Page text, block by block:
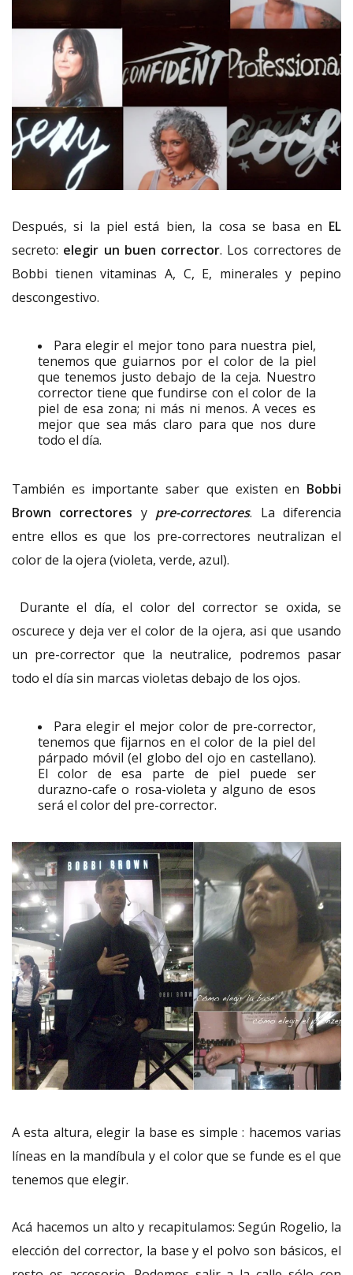
Después, si la piel está bien, la cosa se basa en EL
secreto: elegir un buen corrector. Los correctores de
Bobbi tienen vitaminas A, C, E, minerales y pepino
descongestivo.
Para elegir el mejor tono para nuestra piel,
tenemos que guiarnos por el color de la piel
que tenemos justo debajo de la ceja. Nuestro
corrector tiene que fundirse con el color de la
piel de esa zona; ni más ni menos. A veces es
mejor que sea más claro para que nos dure
todo el día.
También es importante saber que existen en Bobbi
Brown correctores y pre-correctores. La diferencia
entre ellos es que los pre-correctores neutralizan el
color de la ojera (violeta, verde, azul).
Durante el día, el color del corrector se oxida, se
oscurece y deja ver el color de la ojera, asi que usando
un pre-corrector que la neutralice, podremos pasar
todo el día sin marcas violetas debajo de los ojos.
Para elegir el mejor color de pre-corrector,
tenemos que fijarnos en el color de la piel del
párpado móvil (el globo del ojo en castellano).
El color de esa parte de piel puede ser
durazno-cafe o rosa-violeta y alguno de esos
será el color del pre-corrector.
A esta altura, elegir la base es simple : hacemos varias
líneas en la mandíbula y el color que se funde es el que
tenemos que elegir.
Acá hacemos un alto y recapitulamos: Según Rogelio, la
elección del corrector, la base y el polvo son básicos, el